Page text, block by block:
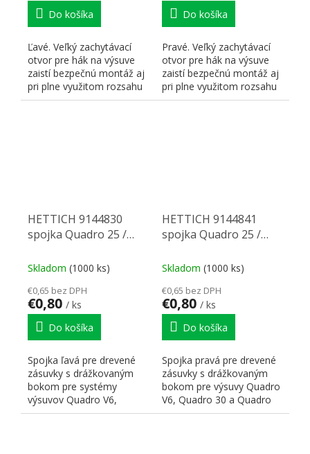
Do košíka
Ľavé. Veľký zachytávací
otvor pre hák na výsuve
zaistí bezpečnú montáž aj
pri plne využitom rozsahu
nastavenia....
Do košíka
Pravé. Veľký zachytávací
otvor pre hák na výsuve
zaistí bezpečnú montáž aj
pri plne využitom rozsahu
nastavenia....
HETTICH 9144830
spojka Quadro 25 /
Skladom (1000 ks)
€0,65 bez DPH
€0,80 / ks
Do košíka
Spojka ľavá pre drevené
zásuvky s drážkovaným
bokom pre systémy
výsuvov Quadro V6,
Quadro 30 a Quadro 25.
HETTICH 9144841
spojka Quadro 25 /
Skladom (1000 ks)
€0,65 bez DPH
€0,80 / ks
Do košíka
Spojka pravá pre drevené
zásuvky s drážkovaným
bokom pre výsuvy Quadro
V6, Quadro 30 a Quadro
25.